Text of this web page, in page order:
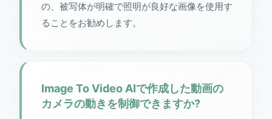
の、被写体が明確で照明が良好な画像を使用す
ることをお勧めします。
Image To Video AIで作成した動画の
カメラの動きを制御できますか?